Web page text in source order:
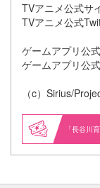
TVアニメ公式サ
TVアニメ公式
ゲームアプリ公
ゲームアプリ公
（c）Sirius/
「長谷川